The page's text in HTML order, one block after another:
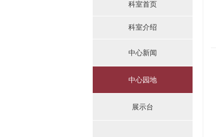
科室首页
科室介绍
中心新闻
中心园地
展示台